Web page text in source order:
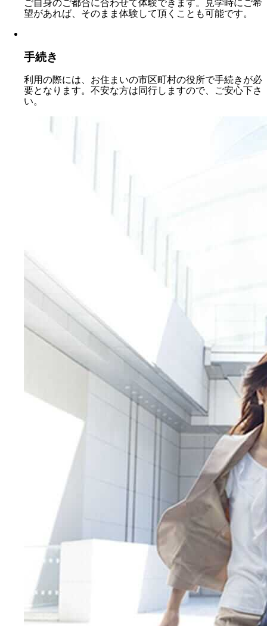
ご自身のご都合に合わせて体験できます。見学時にご希
望があれば、そのまま体験して頂くことも可能です。
手続き
利用の際には、お住まいの市区町村の役所で手続きが必
要となります。不安な方は同行しますので、ご安心下さ
い。